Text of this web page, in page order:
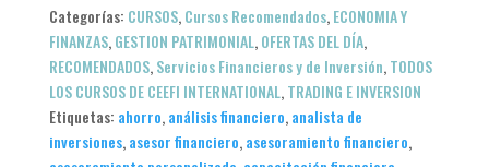
(EFPA)
cantidad
Categorías: CURSOS,Cursos Recomendados,ECONOMIA Y
FINANZAS,GESTION PATRIMONIAL,OFERTAS DEL DÍA,
RECOMENDADOS,Servicios Financieros y de Inversión,TODOS
LOS CURSOS DE CEEFI INTERNATIONAL,TRADING E INVERSION
Etiquetas: ahorro,análisis financiero,analista de
inversiones,asesor financiero,asesoramiento financiero,